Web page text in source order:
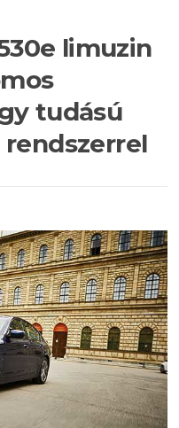
limuzin
tudású